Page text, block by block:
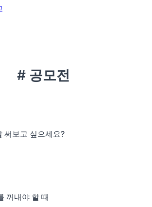
# 공모전
써보고 싶으세요?
꺼내야 할 때